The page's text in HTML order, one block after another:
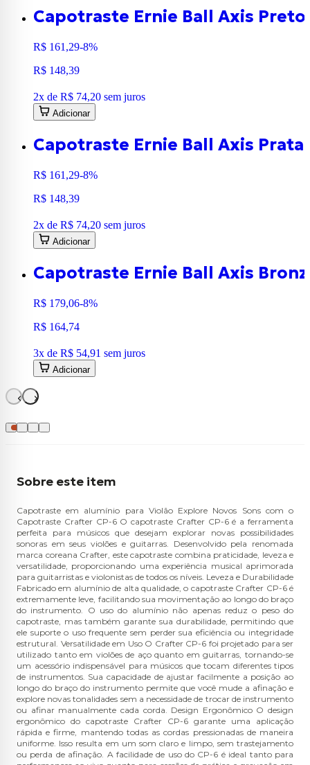
Capotraste Ernie Ball Axis Preto
R$ 161,29-8%
R$ 148,39
2x de R$ 74,20 sem juros
Adicionar
Capotraste Ernie Ball Axis Prata
R$ 161,29-8%
R$ 148,39
2x de R$ 74,20 sem juros
Adicionar
Capotraste Ernie Ball Axis
R$ 179,06-8%
R$ 164,74
3x de R$ 54,91 sem juros
Adicionar
Sobre este item
Capotraste em alumínio para Violão Explore Novos Sons com o
Capotraste Crafter CP-6 O capotraste Crafter CP-6 é a ferramenta
perfeita para músicos que desejam explorar novas possibilidades
sonoras em seus violões e guitarras. Desenvolvido pela renomada
marca coreana Crafter, este capotraste combina praticidade, leveza e
versatilidade, proporcionando uma experiência musical aprimorada
para guitarristas e violonistas de todos os níveis. Leveza e Durabilidade
Fabricado em alumínio de alta qualidade, o capotraste Crafter CP-6 é
extremamente leve, facilitando sua movimentação ao longo do braço
do instrumento. O uso do alumínio não apenas reduz o peso do
capotraste, mas também garante sua durabilidade, permitindo que
ele suporte o uso frequente sem perder sua eficiência ou integridade
estrutural. Versatilidade em Uso O Crafter CP-6 foi projetado para ser
utilizado tanto em violões de aço quanto em guitarras, tornando-se
um acessório indispensável para músicos que tocam diferentes tipos
de instrumentos. Sua capacidade de ajustar facilmente a posição ao
longo do braço do instrumento permite que você mude a afinação e
explore novas tonalidades sem a necessidade de trocar de instrumento
ou afinar manualmente cada corda. Design Ergonômico O design
ergonômico do capotraste Crafter CP-6 garante uma aplicação
rápida e firme, mantendo todas as cordas pressionadas de maneira
uniforme. Isso resulta em um som claro e limpo, sem trastejamento
ou perda de afinação. A facilidade de uso do CP-6 é ideal tanto para